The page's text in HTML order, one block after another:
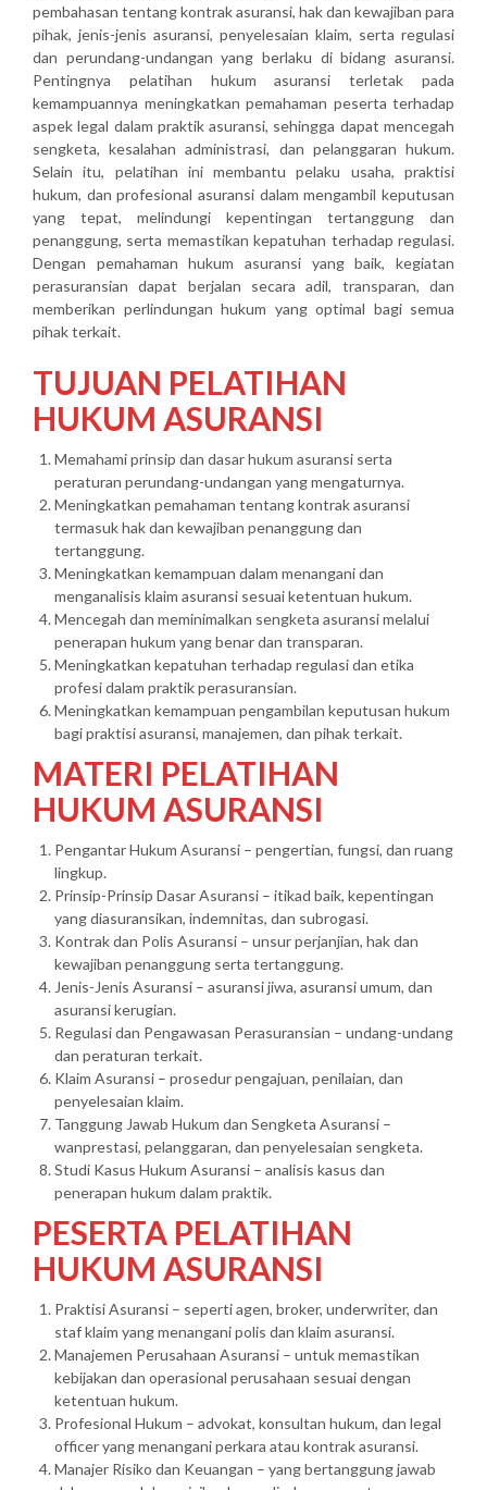
pembahasan tentang kontrak asuransi, hak dan kewajiban para
pihak, jenis-jenis asuransi, penyelesaian klaim, serta regulasi
dan perundang-undangan yang berlaku di bidang asuransi.
Pentingnya pelatihan hukum asuransi terletak pada
kemampuannya meningkatkan pemahaman peserta terhadap
aspek legal dalam praktik asuransi, sehingga dapat mencegah
sengketa, kesalahan administrasi, dan pelanggaran hukum.
Selain itu, pelatihan ini membantu pelaku usaha, praktisi
hukum, dan profesional asuransi dalam mengambil keputusan
yang tepat, melindungi kepentingan tertanggung dan
penanggung, serta memastikan kepatuhan terhadap regulasi.
Dengan pemahaman hukum asuransi yang baik, kegiatan
perasuransian dapat berjalan secara adil, transparan, dan
memberikan perlindungan hukum yang optimal bagi semua
pihak terkait.
TUJUAN PELATIHAN
HUKUM ASURANSI
Memahami prinsip dan dasar hukum asuransi serta
peraturan perundang-undangan yang mengaturnya.
Meningkatkan pemahaman tentang kontrak asuransi
termasuk hak dan kewajiban penanggung dan
tertanggung.
Meningkatkan kemampuan dalam menangani dan
menganalisis klaim asuransi sesuai ketentuan hukum.
Mencegah dan meminimalkan sengketa asuransi melalui
penerapan hukum yang benar dan transparan.
Meningkatkan kepatuhan terhadap regulasi dan etika
profesi dalam praktik perasuransian.
Meningkatkan kemampuan pengambilan keputusan hukum
bagi praktisi asuransi, manajemen, dan pihak terkait.
MATERI PELATIHAN
HUKUM ASURANSI
Pengantar Hukum Asuransi – pengertian, fungsi, dan ruang
lingkup.
Prinsip-Prinsip Dasar Asuransi – itikad baik, kepentingan
yang diasuransikan, indemnitas, dan subrogasi.
Kontrak dan Polis Asuransi – unsur perjanjian, hak dan
kewajiban penanggung serta tertanggung.
Jenis-Jenis Asuransi – asuransi jiwa, asuransi umum, dan
asuransi kerugian.
Regulasi dan Pengawasan Perasuransian – undang-undang
dan peraturan terkait.
Klaim Asuransi – prosedur pengajuan, penilaian, dan
penyelesaian klaim.
Tanggung Jawab Hukum dan Sengketa Asuransi –
wanprestasi, pelanggaran, dan penyelesaian sengketa.
Studi Kasus Hukum Asuransi – analisis kasus dan
penerapan hukum dalam praktik.
PESERTA PELATIHAN
HUKUM ASURANSI
Praktisi Asuransi – seperti agen, broker, underwriter, dan
staf klaim yang menangani polis dan klaim asuransi.
Manajemen Perusahaan Asuransi – untuk memastikan
kebijakan dan operasional perusahaan sesuai dengan
ketentuan hukum.
Profesional Hukum – advokat, konsultan hukum, dan legal
officer yang menangani perkara atau kontrak asuransi.
Manajer Risiko dan Keuangan – yang bertanggung jawab